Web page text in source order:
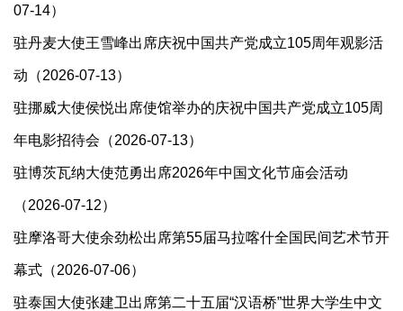
07-14）
驻丹麦大使王雪峰出席庆祝中国共产党成立105周年观影活
动（2026-07-13）
驻挪威大使​侯悦出席使馆举办的庆祝中国共产党成立105周
年电影招待会（2026-07-13）
驻博茨瓦纳大使范勇出席2026年中国文化节庙会活动
（2026-07-12）
驻摩洛哥大使余劲松出席第55届马拉喀什全国民间艺术节开
幕式（2026-07-06）
驻泰国大使张建卫出席第二十五届“汉语桥”世界大学生中文